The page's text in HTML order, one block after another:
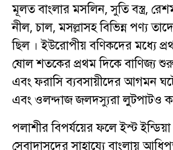
মূলত বাংলার মসলিন, সুতি বস্ত্র,
নীল, চাল, মসল্লাসহ বিভিন্ন পণ্য
ছিল । ইউরোপীয় বণিকদের মধ্যে
ষোল শতকের প্রথম দিকে বাণিজ্য
এবং ফরাসি ব্যবসায়ীদের আগমন
এবং ওলন্দাজ জলদস্যুরা লুটপাটও
পলাশীর বিপর্যয়ের ফলে ইস্ট
সেবাদাসদের সাহায্যে বাংলায়